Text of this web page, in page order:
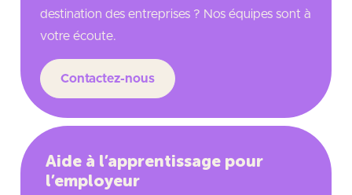
destination des entreprises ? Nos équipes sont à
votre écoute.
Contactez-nous
Aide à l’apprentissage pour
l’employeur